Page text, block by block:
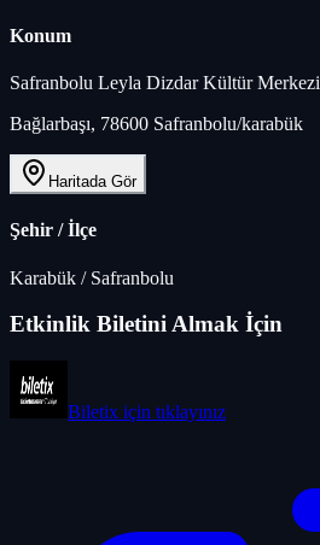
Konum
Safranbolu Leyla Dizdar Kültür Merkezi
Bağlarbaşı, 78600 Safranbolu/karabük
Haritada Gör
Şehir / İlçe
Karabük / Safranbolu
Etkinlik Biletini Almak İçin
Biletix için tıklayınız